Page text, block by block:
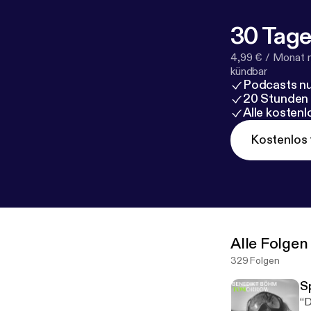
Doctor Mi!
gerufen
eine der
326 Milliarden
Die
realistisch
Superstars,
30
4,99 € / Monat
kündbar
Podcasts
20
Alle
Kostenlos
Alle Folgen
329 Folgen